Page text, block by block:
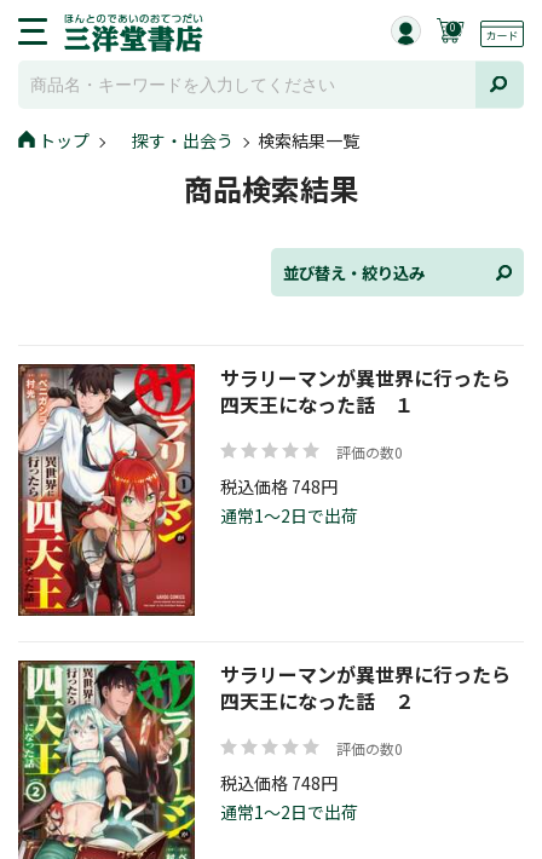
0
トップ 探す・出会う 検索結果一覧
商品検索結果
並び替え・絞り込み
並び替え
在庫状況
価格帯
絞り込む
サラリーマンが異世界に行ったら
四天王になった話 １
評価の数0
税込価格 748円
通常1～2日で出荷
サラリーマンが異世界に行ったら
四天王になった話 ２
評価の数0
税込価格 748円
通常1～2日で出荷